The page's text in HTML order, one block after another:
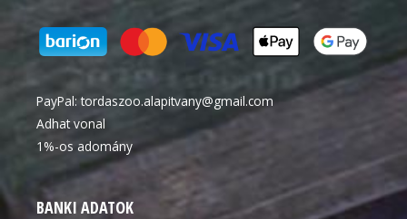
PayPal:tordaszoo.alapitvany@gmail.com
Adhat vonal
1%-os adomány
BANKI ADATOK